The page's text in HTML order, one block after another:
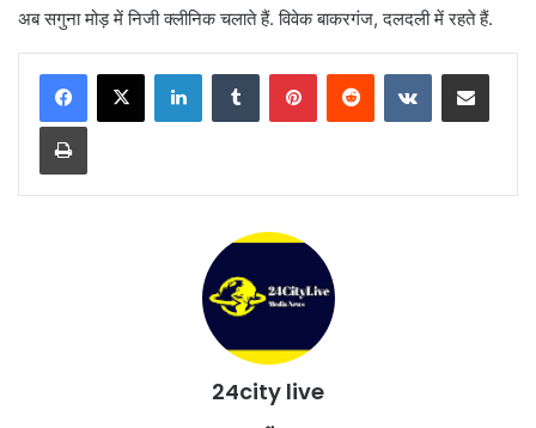
अब सगुना मोड़ में निजी क्लीनिक चलाते हैं. विवेक बाकरगंज, दलदली में रहते हैं.
LinkedInTumblr PinterestReddit VKontakteShare via Email
Print
24city live